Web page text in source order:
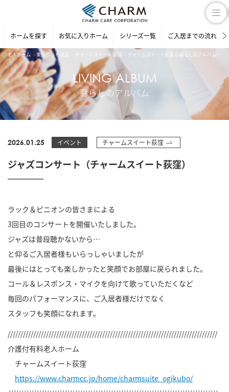
ホームを探す お気に入りホーム シリーズ一覧 ご入居までの流れ
老人ホーム 東京都 杉並区 チャームスイート 荻窪 チャームスイート荻窪 の暮らしのアルバム一覧
LIVING ALBUM
暮らしのアルバム
2026.01.25 イベント チャームスイート荻窪
ジャズコンサート（チャームスイート荻窪）
ラック＆ピニオンの皆さまによる
3回目のコンサートを開催いたしました。
ジャズは普段聴かないから…
と仰るご入居者様もいらっしゃいましたが
最後にはとっても楽しかったと笑顔でお部屋に戻られました。
コール＆レスポンス・マイクを向けて歌っていただくなど
毎回のパフォーマンスに、ご入居者様だけでなく
スタッフも笑顔になれます。
//////////////////////////////////////////////////////////////////////////////////
介護付有料老人ホーム
チャームスイート荻窪
https://www.charmcc.jp/home/charmsuite_ogikubo/